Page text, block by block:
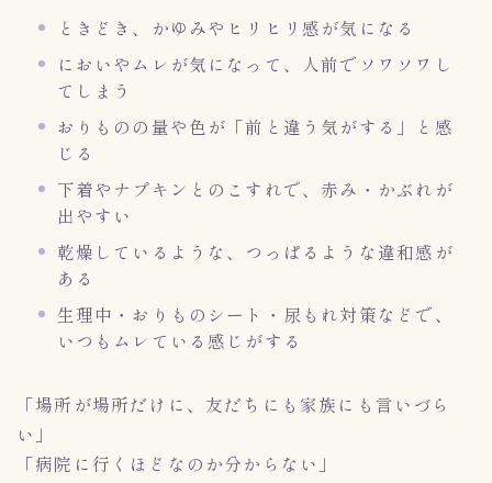
ときどき、かゆみやヒリヒリ感が気になる
においやムレが気になって、人前でソワソワし
てしまう
おりものの量や色が「前と違う気がする」と感
じる
下着やナプキンとのこすれで、赤み・かぶれが
出やすい
乾燥しているような、つっぱるような違和感が
ある
生理中・おりものシート・尿もれ対策などで、
いつもムレている感じがする
「場所が場所だけに、友だちにも家族にも言いづら
い」
「病院に行くほどなのか分からない」